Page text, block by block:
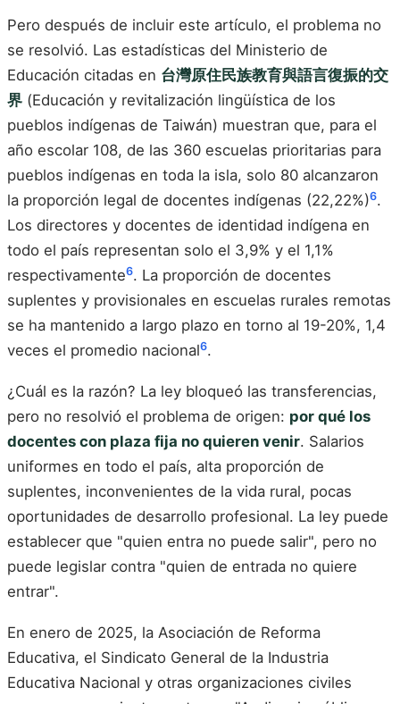
Pero después de incluir este artículo, el problema no
se resolvió. Las estadísticas del Ministerio de
Educación citadas en 台灣原住民族教育與語言復振的交
界 (Educación y revitalización lingüística de los
pueblos indígenas de Taiwán) muestran que, para el
año escolar 108, de las 360 escuelas prioritarias para
pueblos indígenas en toda la isla, solo 80 alcanzaron
la proporción legal de docentes indígenas (22,22%)6.
Los directores y docentes de identidad indígena en
todo el país representan solo el 3,9% y el 1,1%
respectivamente6. La proporción de docentes
suplentes y provisionales en escuelas rurales remotas
se ha mantenido a largo plazo en torno al 19-20%, 1,4
veces el promedio nacional6.
¿Cuál es la razón? La ley bloqueó las transferencias,
pero no resolvió el problema de origen: por qué los
docentes con plaza fija no quieren venir. Salarios
uniformes en todo el país, alta proporción de
suplentes, inconvenientes de la vida rural, pocas
oportunidades de desarrollo profesional. La ley puede
establecer que "quien entra no puede salir", pero no
puede legislar contra "quien de entrada no quiere
entrar".
En enero de 2025, la Asociación de Reforma
Educativa, el Sindicato General de la Industria
Educativa Nacional y otras organizaciones civiles